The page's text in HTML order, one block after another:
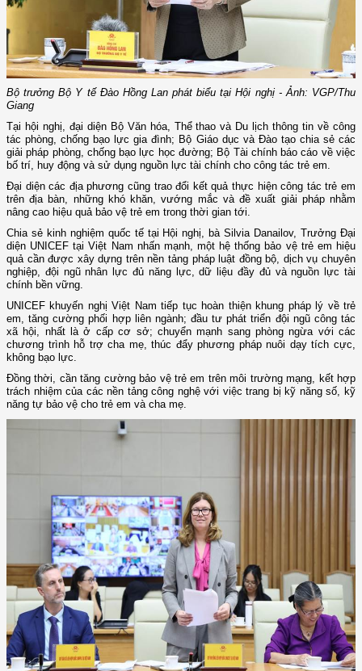
Bộ trưởng Bộ Y tế Đào Hồng Lan phát biểu tại Hội nghị - Ảnh: VGP/Thu
Giang
Tại hội nghị, đại diện Bộ Văn hóa, Thể thao và Du lịch thông tin về công
tác phòng, chống bạo lực gia đình; Bộ Giáo dục và Đào tạo chia sẻ các
giải pháp phòng, chống bạo lực học đường; Bộ Tài chính báo cáo về việc
bố trí, huy động và sử dụng nguồn lực tài chính cho công tác trẻ em.
Đại diện các địa phương cũng trao đổi kết quả thực hiện công tác trẻ em
trên địa bàn, những khó khăn, vướng mắc và đề xuất giải pháp nhằm
nâng cao hiệu quả bảo vệ trẻ em trong thời gian tới.
Chia sẻ kinh nghiệm quốc tế tại Hội nghị, bà Silvia Danailov, Trưởng Đại
diện UNICEF tại Việt Nam nhấn mạnh, một hệ thống bảo vệ trẻ em hiệu
quả cần được xây dựng trên nền tảng pháp luật đồng bộ, dịch vụ chuyên
nghiệp, đội ngũ nhân lực đủ năng lực, dữ liệu đầy đủ và nguồn lực tài
chính bền vững.
UNICEF khuyến nghị Việt Nam tiếp tục hoàn thiện khung pháp lý về trẻ
em, tăng cường phối hợp liên ngành; đầu tư phát triển đội ngũ công tác
xã hội, nhất là ở cấp cơ sở; chuyển mạnh sang phòng ngừa với các
chương trình hỗ trợ cha mẹ, thúc đẩy phương pháp nuôi dạy tích cực,
không bạo lực.
Đồng thời, cần tăng cường bảo vệ trẻ em trên môi trường mạng, kết hợp
trách nhiệm của các nền tảng công nghệ với việc trang bị kỹ năng số, kỹ
năng tự bảo vệ cho trẻ em và cha mẹ.